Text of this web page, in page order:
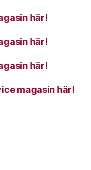
här!
här!
här!
magasin här!